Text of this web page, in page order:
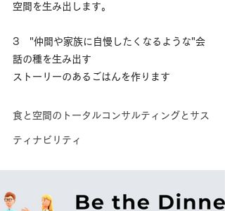
空間を生み出します。
3　"仲間や家族に自慢したくなるような"会
話の種を生み出す
ストーリーのあるごはんを作ります
食と空間のトータルコンサルティングとサス
ティナビリティ